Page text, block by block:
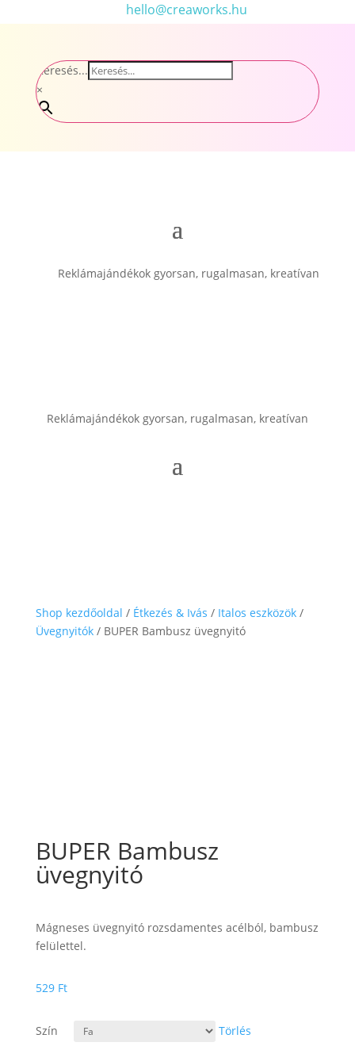
hello@creaworks.hu
Keresés...
×
Reklámajándékok gyorsan, rugalmasan, kreatívan
Reklámajándékok gyorsan, rugalmasan, kreatívan
Shop kezdőoldal / Étkezés & Ivás / Italos eszközök/
Üvegnyitók/ BUPER Bambusz üvegnyitó
BUPER Bambusz
üvegnyitó
Mágneses üvegnyitó rozsdamentes acélból, bambusz
felülettel.
529 Ft
Szín Törlés